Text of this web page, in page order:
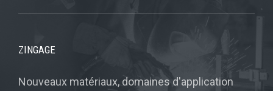
ZINGAGE
Nouveaux matériaux, domaines d'application